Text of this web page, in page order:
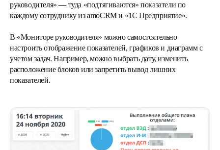
руководителя» — туда «подтягиваются» показатели по
каждому сотруднику из amoCRM и «1С Предприятие».
В «Мониторе руководителя» можно самостоятельно
настроить отображение показателей, графиков и диаграмм с
учетом задач. Например, можно выбрать дату, изменить
расположение блоков или запретить вывод лишних
показателей.